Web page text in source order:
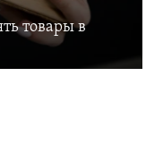
товары в